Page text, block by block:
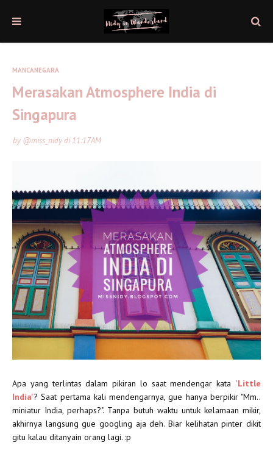
MANCANEGARA
Merasakan Atmosphere India di
Singapura
by @miss_nidydi11:17 AM
Apa yang terlintas dalam pikiran lo saat mendengar kata 'Little
India'? Saat pertama kali mendengarnya, gue hanya berpikir "Mm..
miniatur India, perhaps?". Tanpa butuh waktu untuk kelamaan mikir,
akhirnya langsung gue googling aja deh. Biar kelihatan pinter dikit
gitu kalau ditanyain orang lagi. :p